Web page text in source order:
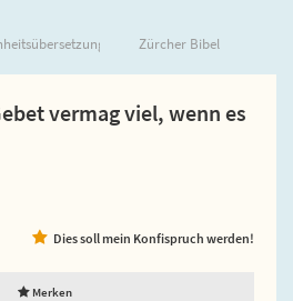
Zürcher Bibel
vermag viel, wenn es
Dies soll mein Konfispruch werden!
Merken